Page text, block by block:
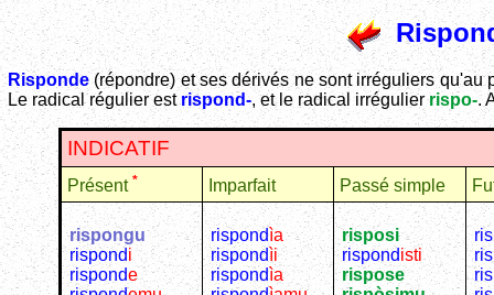
Risponde(répondre) et ses dérivés ne sont irréguliers
Le radical régulier estrispond-, et le radical irrégulierrispo-.
INDICATIF
Présent * Imparfait Passé simple
rispongu
rispondi
risponde
rispondìa
rispondìi
rispondìa
risposi
rispondisti
rispose